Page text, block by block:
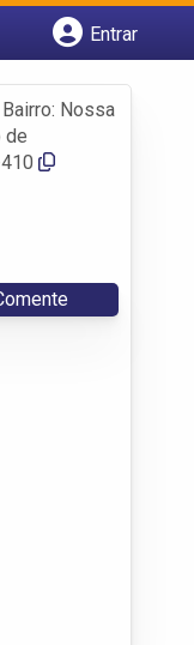
Entrar
Nossa
de